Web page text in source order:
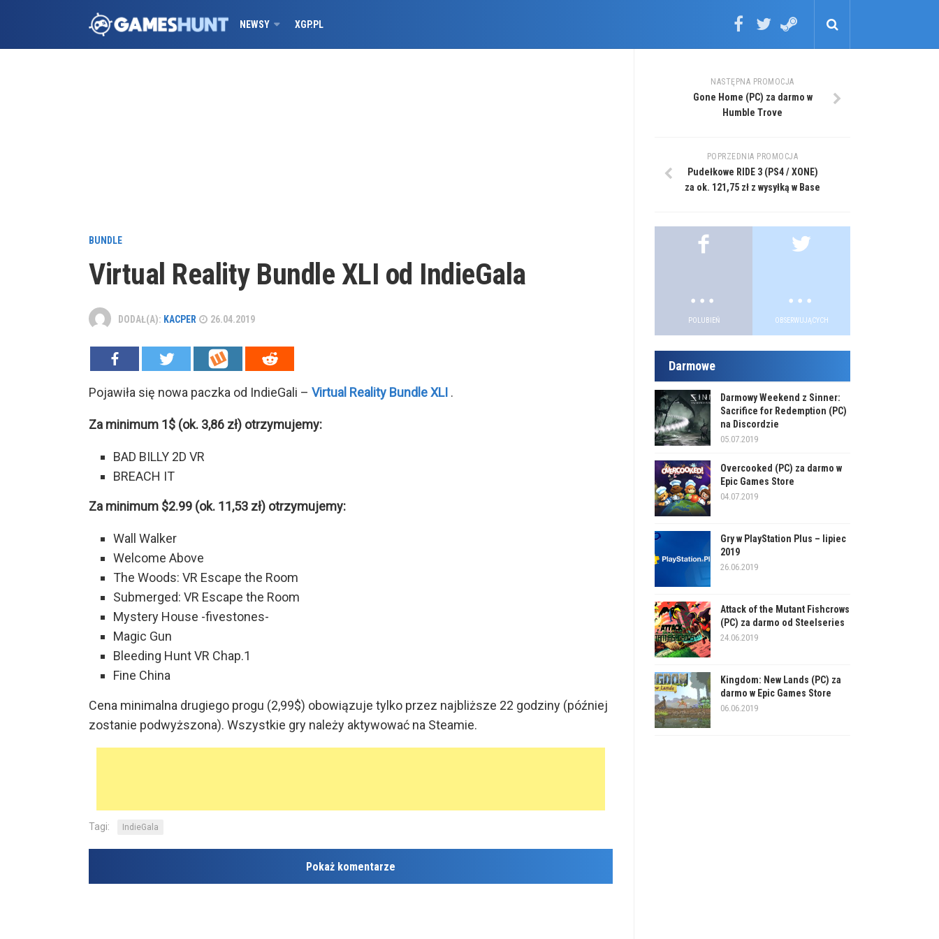
NEWSY XGP.PL
BUNDLE
Virtual Reality Bundle XLI od IndieGala
DODAŁ(A): KACPER 26.04.2019
Pojawiła się nowa paczka od IndieGali – Virtual Reality Bundle XLI .
Za minimum 1$ (ok. 3,86 zł) otrzymujemy:
BAD BILLY 2D VR
BREACH IT
Za minimum $2.99 (ok. 11,53 zł) otrzymujemy:
Wall Walker
Welcome Above
The Woods: VR Escape the Room
Submerged: VR Escape the Room
Mystery House -fivestones-
Magic Gun
Bleeding Hunt VR Chap.1
Fine China
Cena minimalna drugiego progu (2,99$) obowiązuje tylko przez najbliższe 22 godziny (później
zostanie podwyższona). Wszystkie gry należy aktywować na Steamie.
Tagi: IndieGala
Pokaż komentarze
NASTĘPNA PROMOCJA
Gone Home (PC) za darmo w
Humble Trove
POPRZEDNIA PROMOCJA
Pudełkowe RIDE 3 (PS4 / XONE)
za ok. 121,75 zł z wysyłką w Base
.
POLUBIEŃ
.
OBSERWUJĄCYCH
Darmowe
Darmowy Weekend z Sinner:
Sacrifice for Redemption (PC)
na Discordzie
05.07.2019
Overcooked (PC) za darmo w
Epic Games Store
04.07.2019
Gry w PlayStation Plus – lipiec
2019
26.06.2019
Attack of the Mutant Fishcrows
(PC) za darmo od Steelseries
24.06.2019
Kingdom: New Lands (PC) za
darmo w Epic Games Store
06.06.2019